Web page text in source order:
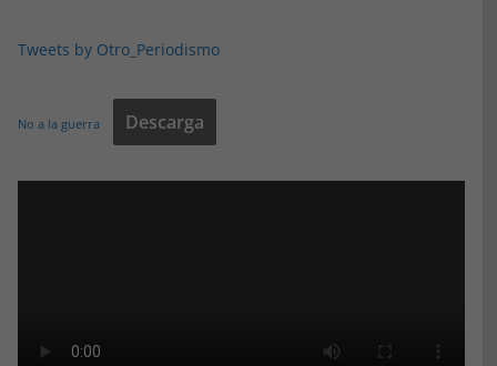
Tweets by Otro_Periodismo
No a la guerra Descarga